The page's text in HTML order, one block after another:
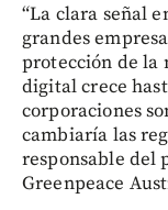
“La clara señal
grandes
protección de la
digital crece
corporaciones
cambiaría las
responsable del
Greenpeace